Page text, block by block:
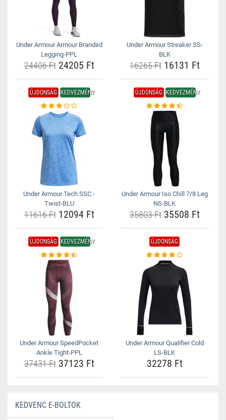
Under Armour Armour Branded
Legging-PPL
24406 Ft24205 Ft
Under Armour Streaker SS-
BLK
16265 Ft16131 Ft
ÚJDONSÁG KEDVEZMÉNY
Under Armour Tech SSC -
Twist-BLU
11616 Ft12094 Ft
ÚJDONSÁG KEDVEZMÉNY
Under Armour Iso Chill 7/8 Leg
NS-BLK
35803 Ft35508 Ft
ÚJDONSÁG KEDVEZMÉNY
Under Armour SpeedPocket
Ankle Tight-PPL
37431 Ft37123 Ft
ÚJDONSÁG
Under Armour Qualifier Cold
LS-BLK
32278 Ft
KEDVENC E-BOLTOK